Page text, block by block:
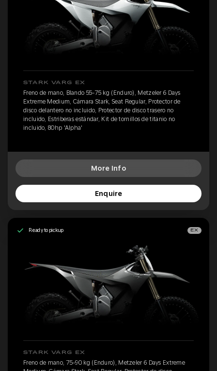
STARK VARG EX
Freno de mano, Blando 55-75 kg (Enduro), Metzeler 6 Days
Extreme Medium, Cámara Stark, Seat Regular, Protector de
disco delantero no incluido, Protector de disco trasero no
incluido, Estriberas estándar, Kit de tornillos de titanio no
incluido, 80hp 'Alpha'
More Info
Enquire
Ready to pickup EX
STARK VARG EX
Freno de mano, 75-90 kg (Enduro), Metzeler 6 Days Extreme